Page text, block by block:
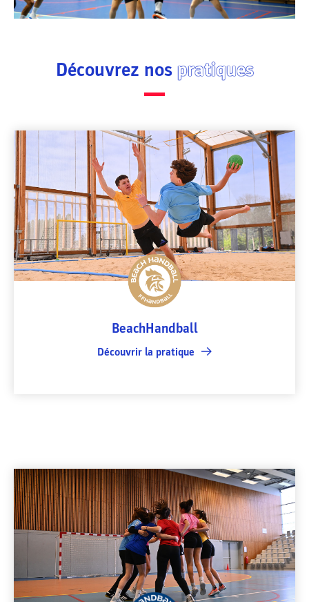
Découvrez nos pratiques
BeachHandball
Découvrir la pratique